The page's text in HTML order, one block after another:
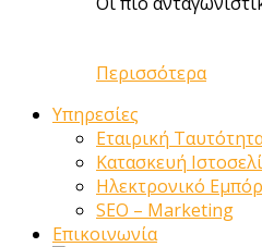
Περισσότερα
Υπηρεσίες
Εταιρική
Κατασκευή
Ηλεκτρονικό
SEO – Marketing
Επικοινωνία